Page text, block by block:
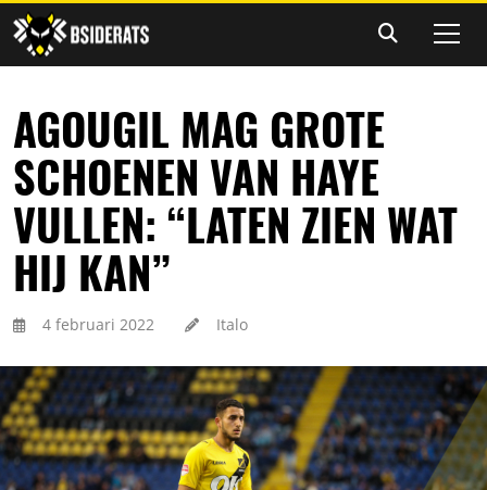
AGOUGIL MAG GROTE
SCHOENEN VAN HAYE
VULLEN: “LATEN ZIEN WAT
HIJ KAN”
4 februari 2022 Italo